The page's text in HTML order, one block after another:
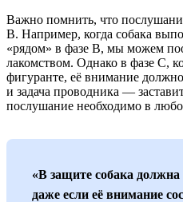
Важно помнить, что
В. Например, когда собака
«рядом» в фазе В, мы можем
лакомством. Однако в фазе С,
фигуранте, её внимание
и задача проводника —
послушание необходимо в
«В защите собака
даже если её внимание